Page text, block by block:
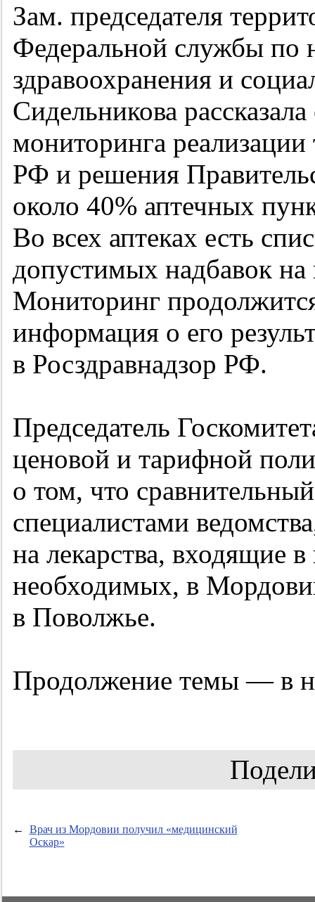
Зам. председателя
Федеральной службы по
здравоохранения и
Сидельникова
мониторинга
РФ и решения
около 40% аптечных
Во всех аптеках есть
допустимых надбавок
Мониторинг
информация о его
в Росздравнадзор РФ.
Председатель
ценовой и тарифной
о том, что
специалистами
на лекарства, входящие
необходимых, в
в Поволжье.
Продолжение темы — в
←
Врач из Мордовии получил «медицинский
Оскар»